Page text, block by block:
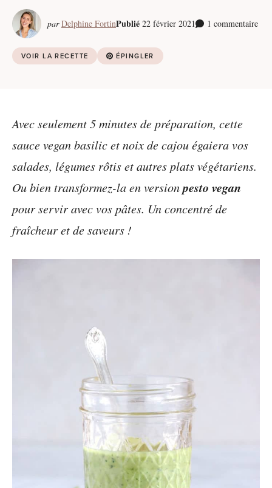
par Delphine FortinPublié 22 février 2021 1 commentaire
VOIR LA RECETTE ÉPINGLER
Avec seulement 5 minutes de préparation, cette
sauce vegan basilic et noix de cajou égaiera vos
salades, légumes rôtis et autres plats végétariens.
Ou bien transformez-la en versionpesto vegan
pour servir avec vos pâtes. Un concentré de
fraîcheur et de saveurs !